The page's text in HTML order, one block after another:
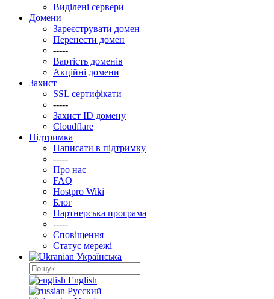
Виділені сервери
Домени
Зареєструвати домен
Перенести домен
-----
Вартість доменів
Акційні домени
Захист
SSL сертифікати
-----
Захист ID домену
Clоudflare
Підтримка
Написати в підтримку
-----
Про нас
FAQ
Hostpro Wiki
Блог
Партнерська програма
-----
Сповіщення
Статус мережі
Українська
English
Русский